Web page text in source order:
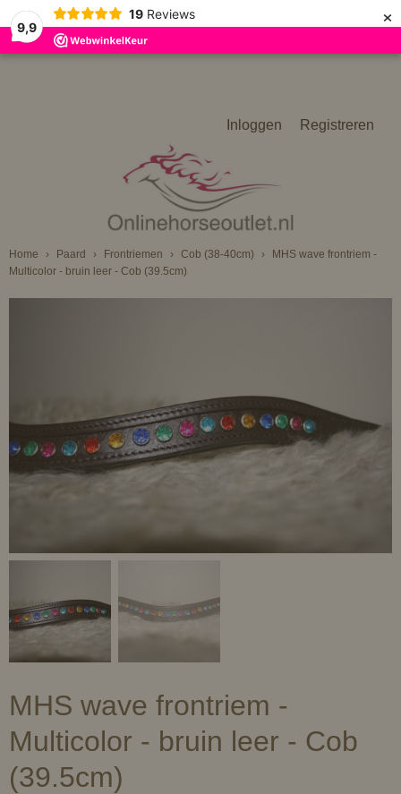
9,9
19 Reviews ×
Inloggen Registreren
Home › Paard › Frontriemen › Cob (38-40cm) ›
MHS wave frontriem -
Multicolor - bruin leer - Cob (39.5cm)
MHS wave frontriem -
Multicolor - bruin leer - Cob
(39.5cm)